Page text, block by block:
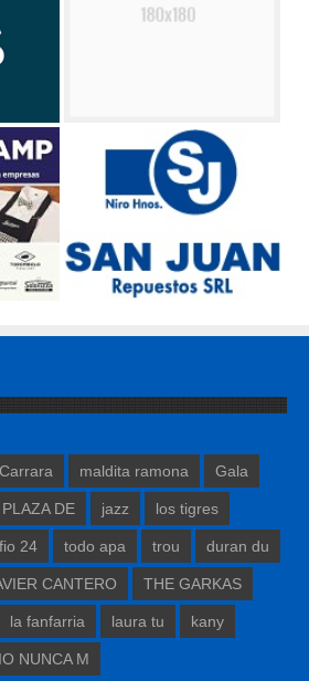
Carrara maldita ramona Gala
PLAZA DE jazz los tigres
24 todo apa trou duran du
CANTERO THE GARKAS
la fanfarria laura tu kany
NUNCA M